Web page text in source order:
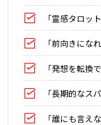
「霊感タロッ
「前向きにな
「発想を転換
「長期的なス
「誰にも言え